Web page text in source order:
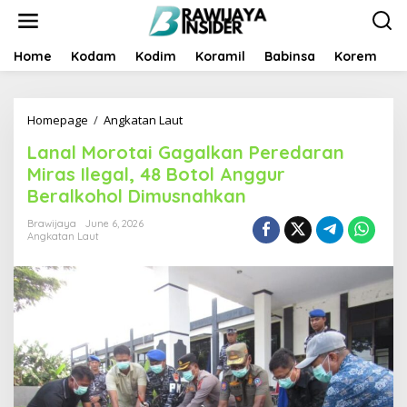
t
Home Kodam Kodim Koramil Babinsa Korem
Homepage / Angkatan Laut
n
a
l
M
t
a
a
g
a
l
k
Lanal Morotai Gagalkan Peredaran
Miras Ilegal, 48 Botol Anggur
Beralkohol Dimusnahkan
Brawijaya
June 6, 2026
Angkatan Laut